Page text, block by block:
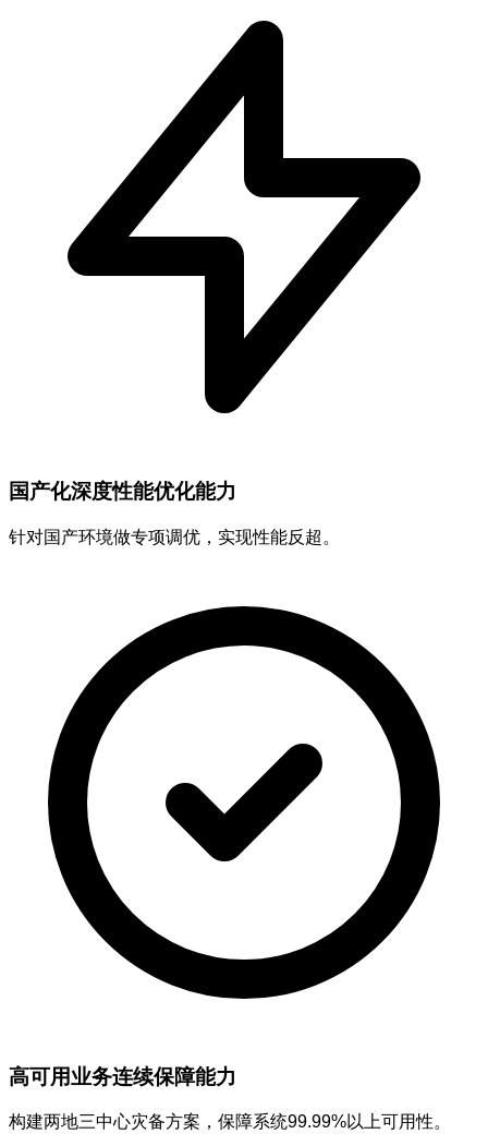
国产化深度性能优化能力
针对国产环境做专项调优，实现性能反超。
高可用业务连续保障能力
构建两地三中心灾备方案，保障系统99.99%以上可用性。